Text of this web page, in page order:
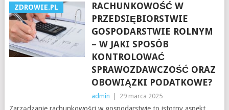
ZDROWIE.PL
RACHUNKOWOŚĆ W
PRZEDSIĘBIORSTWIE
GOSPODARSTWIE ROLNYM
– W JAKI SPOSÓB
KONTROLOWAĆ
SPRAWOZDAWCZOŚĆ ORAZ
OBOWIĄZKI PODATKOWE?
admin 29 marca 2025